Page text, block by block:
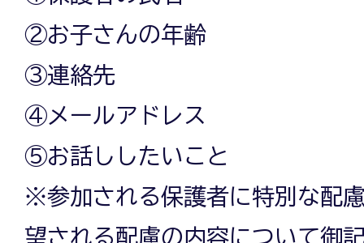
②お子さんの年齢
③連絡先
④メールアドレス
⑤お話ししたいこと
※参加される保護者に特別な配
望される配慮の内容について御